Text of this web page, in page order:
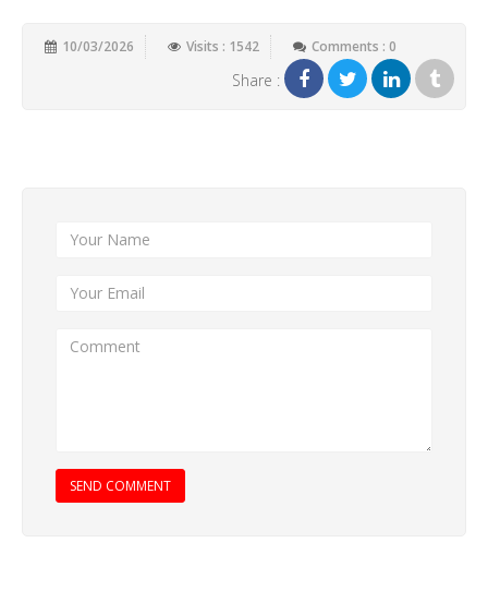
10/03/2026 Visits : 1542 Comments : 0
Share :
SEND COMMENT